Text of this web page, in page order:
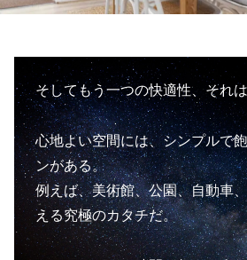
そしてもう一つの快適性、それは
心地よい空間には、シンプルで
ンがある。
例えば、美術館、公園、自動車
える究極のカタチだ。